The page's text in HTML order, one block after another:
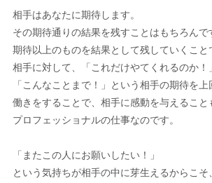
相手はあなたに期待します。
その期待通りの結果を残すことはもちろんで
期待以上のものを結果として残していくこと
相手に対して、「これだけやてくれるのか！」
「こんなことまで！」という相手の期待を上
働きをすることで、相手に感動を与えること
プロフェッショナルの仕事なのです。
「またこの人にお願いしたい！」
という気持ちが相手の中に芽生えるからこそ、